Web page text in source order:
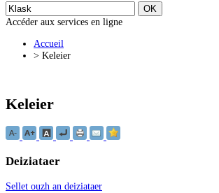
Accéder aux services en ligne
Accueil
> Keleier
Keleier
Deiziataer
Sellet ouzh an deiziataer